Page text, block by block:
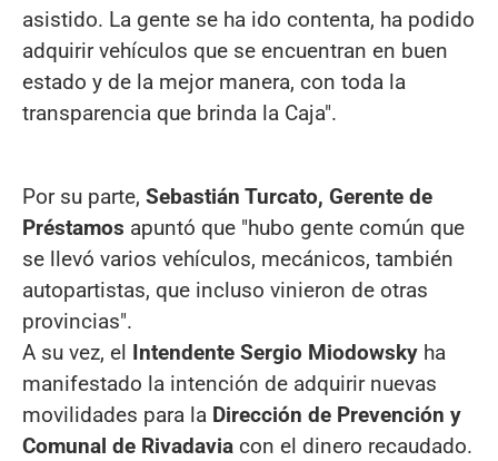
asistido. La gente se ha ido contenta, ha podido
adquirir vehículos que se encuentran en buen
estado y de la mejor manera, con toda la
transparencia que brinda la Caja".
Por su parte, Sebastián Turcato, Gerente de
Préstamos apuntó que "hubo gente común que
se llevó varios vehículos, mecánicos, también
autopartistas, que incluso vinieron de otras
provincias".
A su vez, el Intendente Sergio Miodowsky ha
manifestado la intención de adquirir nuevas
movilidades para la Dirección de Prevención y
Comunal de Rivadavia con el dinero recaudado.